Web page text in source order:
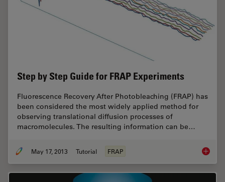
Step by Step Guide for FRAP Experiments
Fluorescence Recovery After Photobleaching (FRAP) has
been considered the most widely applied method for
observing translational diffusion processes of
macromolecules. The resulting information can be…
May 17, 2013 Tutorial FRAP Step